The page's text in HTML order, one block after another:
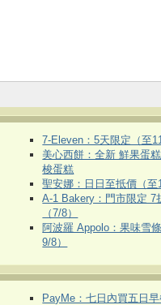
7-Eleven：5天限定（至
美心西餅：全新 鮮果蛋
梭蛋糕
聖安娜：日日至抵價（至
A-1 Bakery：門市限定 7
（7/8）
阿波羅 Appolo：果味雪
9/8）
PayMe：七日內買五日